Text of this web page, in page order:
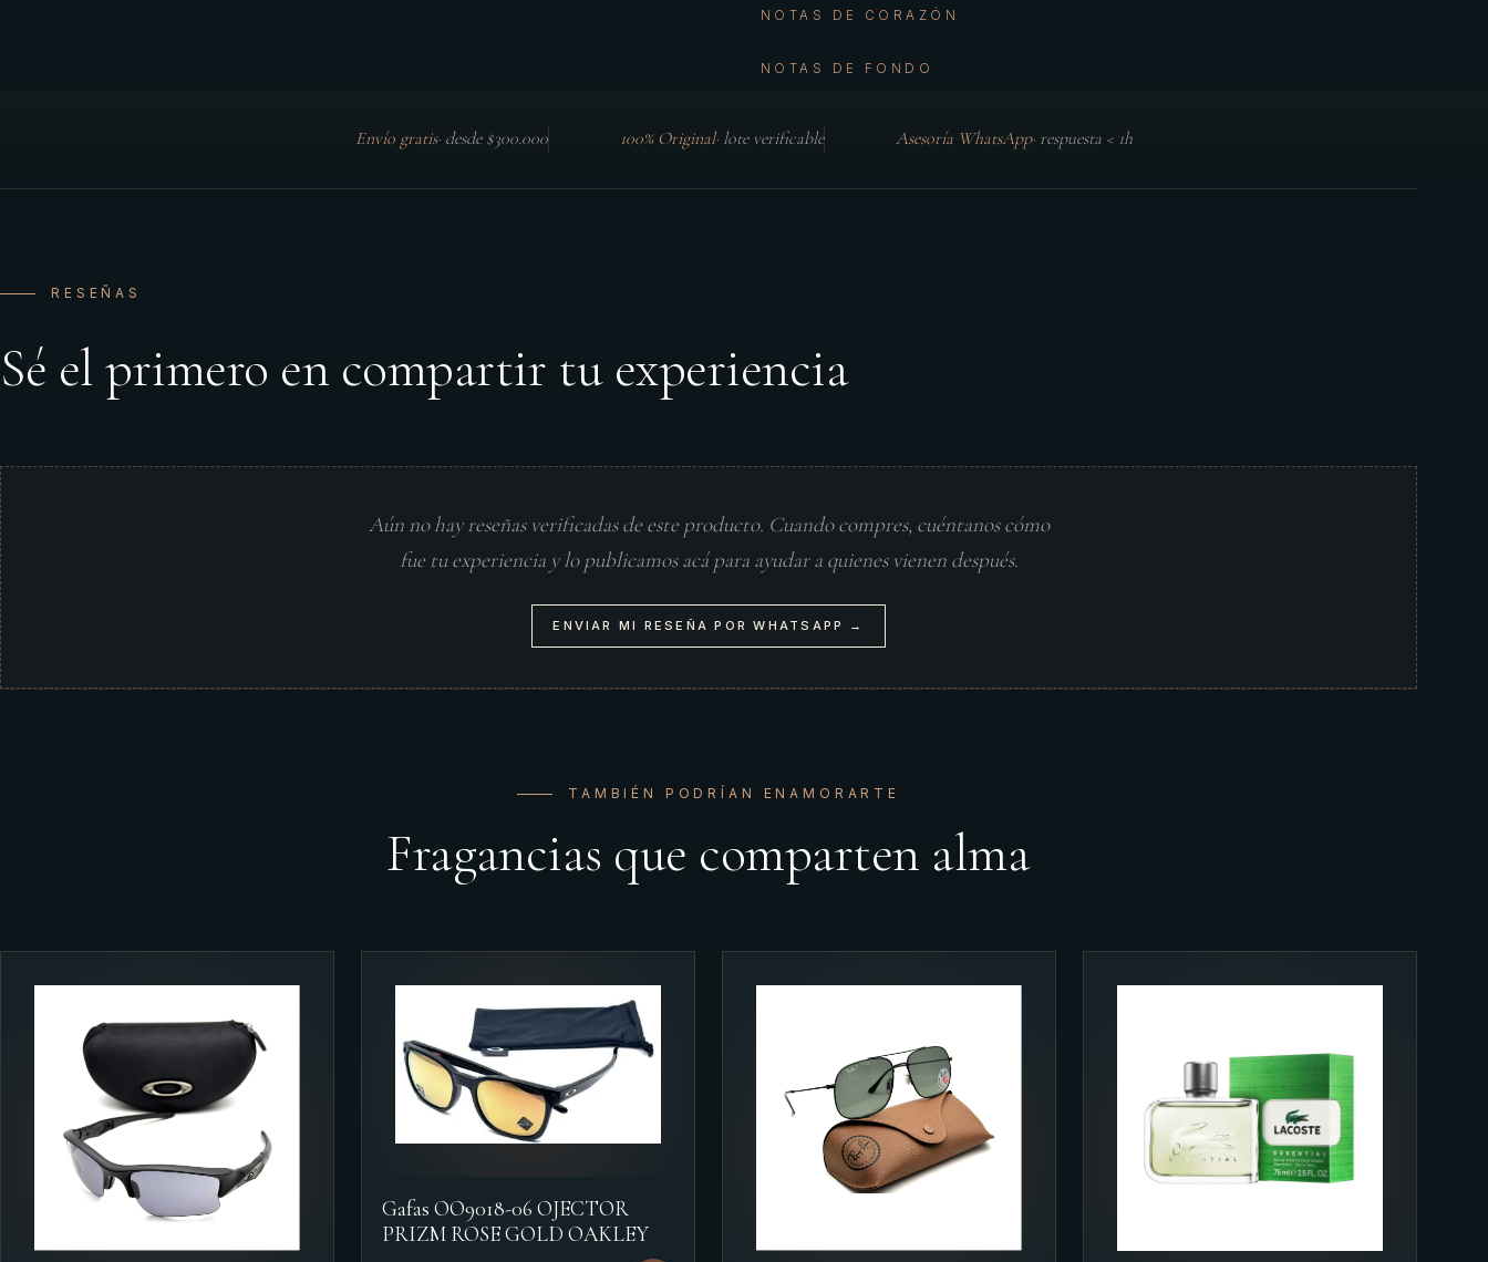
NOTAS DE CORAZÓN
NOTAS DE FONDO
Envío gratis· desde $300.000 100% Original· lote verificable Asesoría WhatsApp· respuesta < 1h
RESEÑAS
Sé el primero en compartir tu experiencia
Aún no hay reseñas verificadas de este producto. Cuando compres, cuéntanos cómo
fue tu experiencia y lo publicamos acá para ayudar a quienes vienen después.
ENVIAR MI RESEÑA POR WHATSAPP →
TAMBIÉN PODRÍAN ENAMORARTE
Fragancias que comparten alma
Gafas OO9018-06 OJECTOR
PRIZM ROSE GOLD OAKLEY